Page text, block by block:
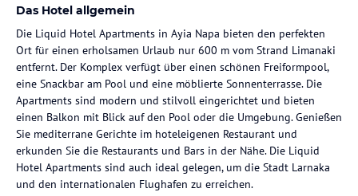
Das Hotel allgemein
Die Liquid Hotel Apartments in Ayia Napa bieten den perfekten
Ort für einen erholsamen Urlaub nur 600 m vom Strand Limanaki
entfernt. Der Komplex verfügt über einen schönen Freiformpool,
eine Snackbar am Pool und eine möblierte Sonnenterrasse. Die
Apartments sind modern und stilvoll eingerichtet und bieten
einen Balkon mit Blick auf den Pool oder die Umgebung. Genießen
Sie mediterrane Gerichte im hoteleigenen Restaurant und
erkunden Sie die Restaurants und Bars in der Nähe. Die Liquid
Hotel Apartments sind auch ideal gelegen, um die Stadt Larnaka
und den internationalen Flughafen zu erreichen.